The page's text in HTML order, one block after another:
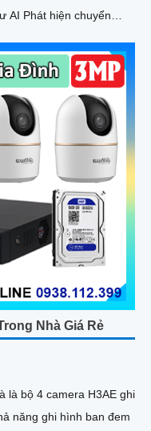
AI Phát hiện chuyển
Nhà Giá Rẻ
là bộ 4 camera H3AE ghi
năng ghi hình ban đem